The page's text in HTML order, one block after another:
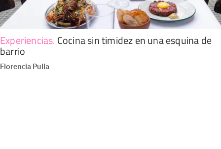
Experiencias. Cocina sin timidez en una esquina de
barrio
Florencia Pulla